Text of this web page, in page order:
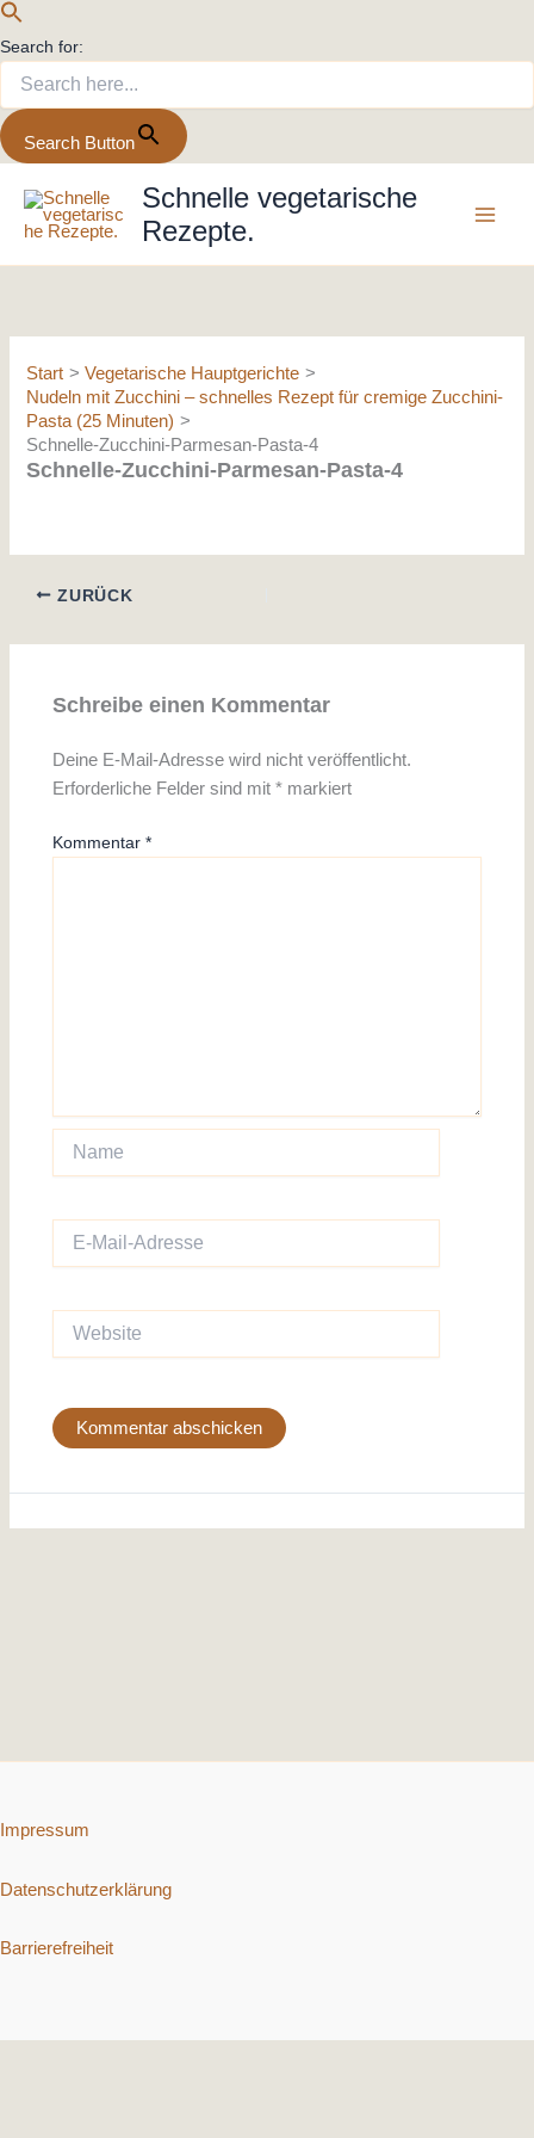
Search for:
Search Button
Inhalt
springen
Schnelle vegetarische
Rezepte.
Start
Vegetarische Hauptgerichte
Nudeln mit Zucchini – schnelles Rezept für cremige Zucchini-
Pasta (25 Minuten)
Schnelle-Zucchini-Parmesan-Pasta-4
Schnelle-Zucchini-Parmesan-Pasta-4
ZURÜCK
Schreibe einen Kommentar
Deine E-Mail-Adresse wird nicht veröffentlicht.
Erforderliche Felder sind mit* markiert
Kommentar*
Name
Mail-
Impressum
Datenschutzerklärung
Barrierefreiheit